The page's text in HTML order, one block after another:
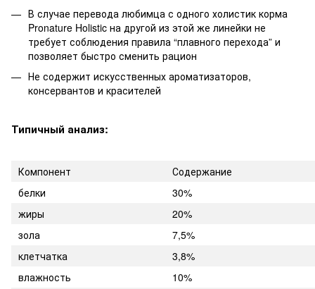
В случае перевода любимца с одного холистик корма
Pronature Holistic на другой из этой же линейки не
требует соблюдения правила “плавного перехода” и
позволяет быстро сменить рацион
Не содержит искусственных ароматизаторов,
консервантов и красителей
Типичный анализ:
Компонент
Содержание
белки
30%
жиры
20%
зола
7,5%
клетчатка
3,8%
влажность
10%